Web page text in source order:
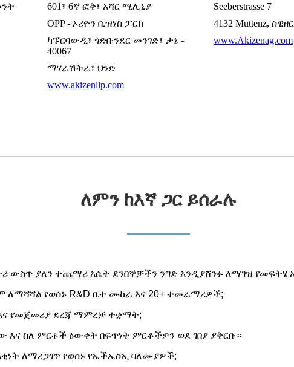
601፣ 6ኛ ፎቅ፣ አሻር ሚሊኒያ
OPP - ኦሪዮን ቢዝነስ ፓርክ
ካፑርባውዲ፣ ጎድቡንደር መንገድ፣ ታኔ -
40067
ማሃራሽትራ፣ ህንድ
www.akizenllp.com
Seeberstrasse 7
4132 Muttenz,
www.Akizenag.com
ለምን ከእኛ ጋር ይሰራሉ
ውስጥ ያለን ተጨማሪ እሴት ደንበኞቻችን ንግድ እንዲያሸንፉ ለማገዝ የመፍትሄ
ለማሻሻል የወሰኑ R&D ቤተ ሙከራ እና 20+ ተመራማሪዎች;
የመጀመሪያ ደረጃ ማምረቻ ተቋማት;
እና ስለ ምርቶች ዕውቀት በፍጥነት ምርቶችዎን ወደ ገበያ ያቅርቡ።
ለማረጋገጥ የወሰኑ የኤችኤስኢ ባለሙያዎች;